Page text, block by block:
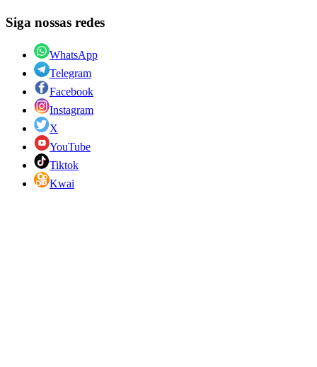
Siga nossas redes
WhatsApp
Telegram
Facebook
Instagram
X
YouTube
Tiktok
Kwai